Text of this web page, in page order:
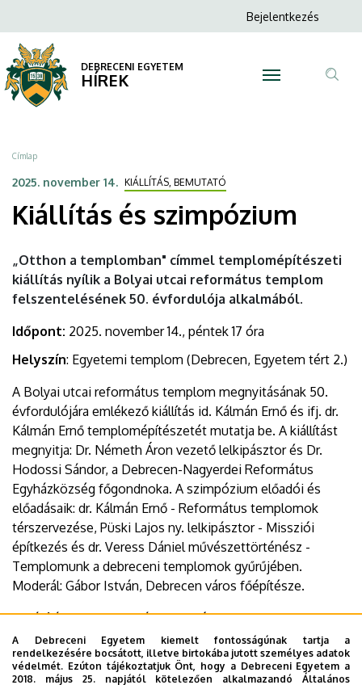
és
szimpózium
DEBRECENI
EGYETEM
a
tartalomra
Anonim
menüje
Bejelentkezés
DEBRECENI EGYETEM
HÍREK
Morzsa
Címlap
2025. november 14. KIÁLLÍTÁS, BEMUTATÓ
Kiállítás és szimpózium
„Otthon a templomban" címmel templomépítészeti
kiállítás nyílik a Bolyai utcai református templom
felszentelésének 50. évfordulója alkalmából.
Időpont: 2025. november 14., péntek 17 óra
Helyszín: Egyetemi templom (Debrecen, Egyetem tért 2.)
A Bolyai utcai református templom megnyitásának 50.
évfordulójára emlékező kiállítás id. Kálmán Ernő és ifj. dr.
Kálmán Ernő templomépítészetét mutatja be. A kiállítást
megnyitja: Dr. Németh Áron vezető lelkipásztor és Dr.
Hodossi Sándor, a Debrecen-Nagyerdei Református
Egyházközség főgondnoka. A szimpózium előadói és
előadásaik: dr. Kálmán Ernő - Református templomok
térszervezése, Püski Lajos ny. lelkipásztor - Missziói
építkezés és dr. Veress Dániel művészettörténész -
Templomunk a debreceni templomok gyűrűjében.
Moderál: Gábor István, Debrecen város főépítésze.
A kiállítás ingyenesen látogatható 2025. december 4-ig,
hétköznapokon 9-12, 13-16 óra között.
Facebook esemény:https://fb.me/e/iMetIgHZU
A Debreceni Egyetem kiemelt fontosságúnak tartja a
rendelkezésére bocsátott, illetve birtokába jutott személyes adatok
védelmét. Ezúton tájékoztatjuk Önt, hogy a Debreceni Egyetem a
2018. május 25. napjától kötelezően alkalmazandó Általános